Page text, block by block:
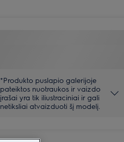
*Produkto puslapio galerijoje
pateiktos nuotraukos ir vaizdo
įrašai yra tik iliustraciniai ir gali
netiksliai atvaizduoti šį modelį.